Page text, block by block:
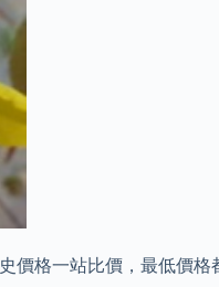
價格一站比價，最低價格